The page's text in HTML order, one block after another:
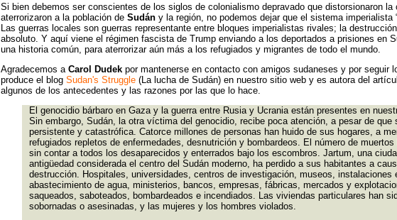
Si bien debemos ser conscientes de los siglos de colonialismo depravado que distorsionaron
aterrorizaron a la población de Sudán y la región, no podemos dejar que el sistema imperialista
Las guerras locales son guerras representante entre bloques imperialistas rivales; la
absoluto. Y aquí viene el régimen fascista de Trump enviando a los deportados a prisiones en
una historia común, para aterrorizar aún más a los refugiados y migrantes de todo el mundo.
Agradecemos a Carol Dudek por mantenerse en contacto con amigos sudaneses y por seguir
produce el blog Sudan's Struggle (La lucha de Sudán) en nuestro sitio web y es autora del
algunos de los antecedentes y las razones por las que lo hace.
El genocidio bárbaro en Gaza y la guerra entre Rusia y Ucrania están presentes en
Sin embargo, Sudán, la otra víctima del genocidio, recibe poca atención, a pesar de que
persistente y catastrófica. Catorce millones de personas han huido de sus hogares, a
refugiados repletos de enfermedades, desnutrición y bombardeos. El número de
sin contar a todos los desaparecidos y enterrados bajo los escombros. Jartum, una
antigüedad considerada el centro del Sudán moderno, ha perdido a sus habitantes a
destrucción. Hospitales, universidades, centros de investigación, museos, instalaciones
abastecimiento de agua, ministerios, bancos, empresas, fábricas, mercados y
saqueados, saboteados, bombardeados e incendiados. Las viviendas particulares han
sobornadas o asesinadas, y las mujeres y los hombres violados.